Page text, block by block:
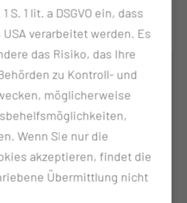
S. 1 lit. a DSGVO ein, dass
verarbeitet werden. Es
das Risiko, das Ihre
zu Kontroll- und
möglicherweise
Wenn Sie nur die
akzeptieren, findet die
Übermittlung nicht